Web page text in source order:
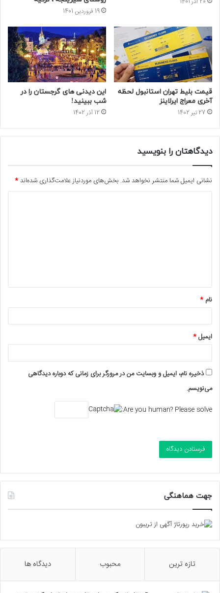
19 فروردین 1401
قیمت بلیط تهران استانبول لحظه
آخری معراج ایرلاینز
27 تیر 1402
این دیدنی های گرجستان را در
شب ببینید!
12 آذر 1402
دیدگاهتان را بنویسید
نشانی ایمیل شما منتشر نخواهد شد. بخش‌های موردنیاز علامت‌گذاری شده‌اند*
*
نام *
ایمیل*
ذخیره نام، ایمیل و وبسایت من در مرورگر برای زمانی که دوباره دیدگاهی
می‌نویسم.
Are you human? Please solve:
جهت هماهنگی
تازه ترین محبوب دیدگاه ها